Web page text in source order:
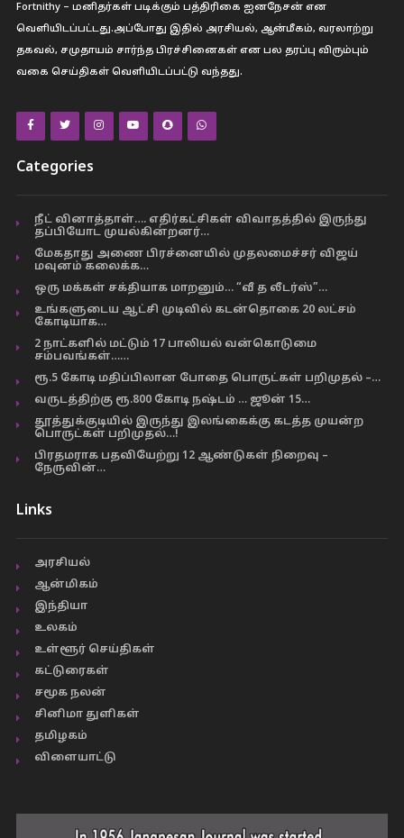
Fortnithy – மனிதர்கள் படிக்கும் பத்திரிகை ஐனநேசன் என
வெளியிடப்பட்டது.அப்போது இதில் அரசியல், ஆன்மீகம், வரலாற்று
தகவல், சமுதாயம் சார்ந்த பிரச்சினைகள் என பல தரப்பு விரும்பும்
வகை செய்திகள் வெளியிடப்பட்டு வந்தது.
Categories
நீட் வினாத்தாள்…. எதிர்கட்சிகள் விவாதத்தில் இருந்து
தப்பியோட முயல்கின்றனர்…
மேகதாது அணை பிரச்னையில் முதலமைச்சர் விஜய்
மவுனம் கலைக்க…
ஒரு மக்கள் சக்தியாக மாறனும்… “வீ த லீடர்ஸ்”…
உங்களுடைய ஆட்சி முடிவில் கடன்தொகை 20 லட்சம்
கோடியாக…
2 நாட்களில் மட்டும் 17 பாலியல் வன்கொடுமை
சம்பவங்கள்……
ரூ.5 கோடி மதிப்பிலான போதை பொருட்கள் பறிமுதல் –…
வருடத்திற்கு ரூ.800 கோடி நஷ்டம் … ஜூன் 15…
தூத்துக்குடியில் இருந்து இலங்கைக்கு கடத்த முயன்ற
பொருட்கள் பறிமுதல்…!
பிரதமராக பதவியேற்று 12 ஆண்டுகள் நிறைவு –
நேருவின்…
Links
அரசியல்
ஆன்மிகம்
இந்தியா
உலகம்
உள்ளூர் செய்திகள்
கட்டுரைகள்
சமூக நலன்
சினிமா துளிகள்
தமிழகம்
விளையாட்டு